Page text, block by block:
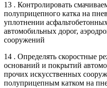
13 . Контролировать
полуприцепного катка на
уплотнении
автомобильных дорог,
сооружений
14 . Определять скоростные
оснований и покрытий
прочих искусственных
полуприцепным катком на